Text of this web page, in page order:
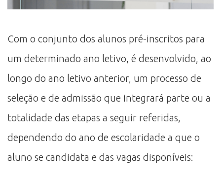
Com o conjunto dos alunos pré-inscritos para
um determinado ano letivo, é desenvolvido, ao
longo do ano letivo anterior, um processo de
seleção e de admissão que integrará parte ou a
totalidade das etapas a seguir referidas,
dependendo do ano de escolaridade a que o
aluno se candidata e das vagas disponíveis: